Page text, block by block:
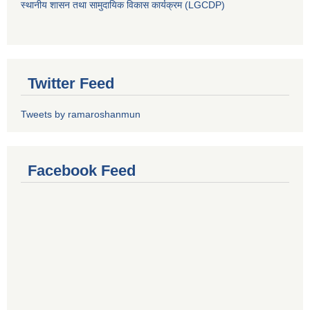
स्थानीय शासन तथा सामुदायिक विकास कार्यक्रम (LGCDP)
Twitter Feed
Tweets by ramaroshanmun
Facebook Feed